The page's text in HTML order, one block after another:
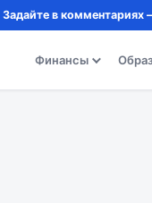
Задайте в комментариях
Финансы